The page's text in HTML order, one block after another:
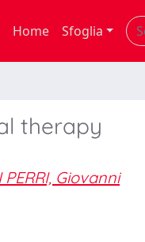
Home Sfoglia
therapy
PERRI, Giovanni